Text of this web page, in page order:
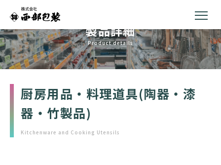
製品詳細
Product details
厨房用品・料理道具(陶器・漆
器・竹製品)
Kitchenware and Cooking Utensils